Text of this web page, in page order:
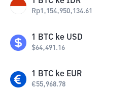
Rp1,154,950,134.61
1 BTC ke USD
$64,491.16
1 BTC ke EUR
€55,968.78